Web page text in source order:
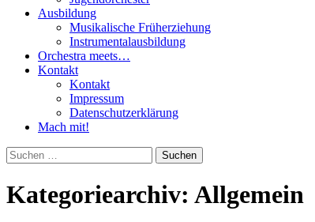
Ausbildung
Musikalische Früherziehung
Instrumentalausbildung
Orchestra meets…
Kontakt
Kontakt
Impressum
Datenschutzerklärung
Mach mit!
Suchen
nach:
Kategoriearchiv: Allgemein